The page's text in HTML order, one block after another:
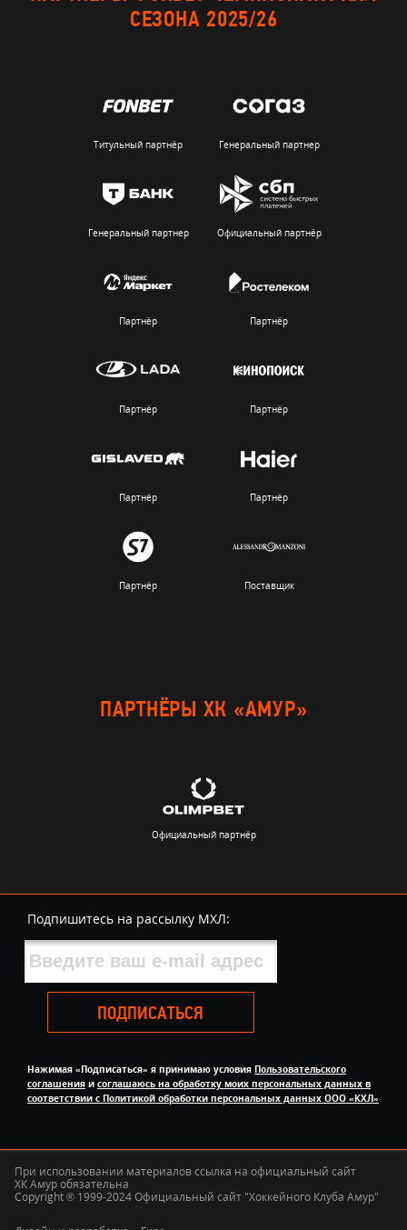
СЕЗОНА 2025/26
Титульный партнёр Генеральный партнер
Генеральный партнер Официальный партнёр
Партнёр Партнёр
Партнёр Партнёр
Партнёр Партнёр
Партнёр Поставщик
ПАРТНЁРЫ ХК «АМУР»
Официальный партнёр
Подпишитесь на рассылку МХЛ:
ПОДПИСАТЬСЯ
Нажимая «Подписаться» я принимаю условия Пользовательского
соглашения и соглашаюсь на обработку моих персональных данных в
соответствии с Политикой обработки персональных данных ООО «КХЛ»
При использовании материалов ссылка на официальный сайт
ХК Амур обязательна
Copyright ® 1999-2024 Официальный сайт "Хоккейного Клуба Амур"